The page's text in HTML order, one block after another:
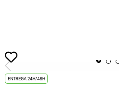
Inicio
ENTREGA 24H/48H